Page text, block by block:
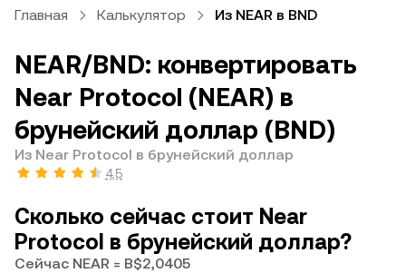
Главная Калькулятор Из NEAR в BND
NEAR/BND: конвертировать
Near Protocol (NEAR) в
брунейский доллар (BND)
Из Near Protocol в брунейский доллар
4,5
Сколько сейчас стоит Near
Protocol в брунейский доллар?
Сейчас NEAR = B$2,0405